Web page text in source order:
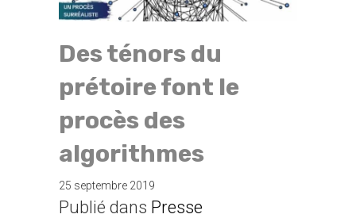
Des ténors du
prétoire font le
procès des
algorithmes
25 septembre 2019
Publié dans Presse